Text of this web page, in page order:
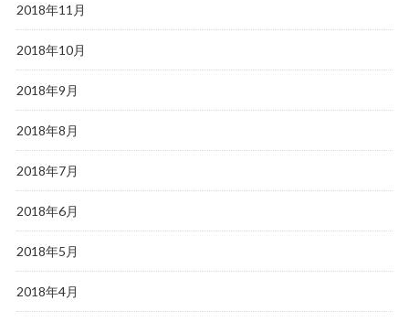
2018年11月
2018年10月
2018年9月
2018年8月
2018年7月
2018年6月
2018年5月
2018年4月